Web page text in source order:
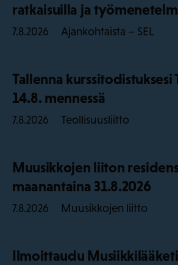
ratkaisuilla ja
7.8.2026 Ajankohtaista – SEL
Tallenna kurssitodistuksesi
14.8. mennessä
7.8.2026 Teollisuusliitto
Muusikkojen liiton
maanantaina 31.8.2026
7.8.2026 Muusikkojen liitto
Ilmoittaudu